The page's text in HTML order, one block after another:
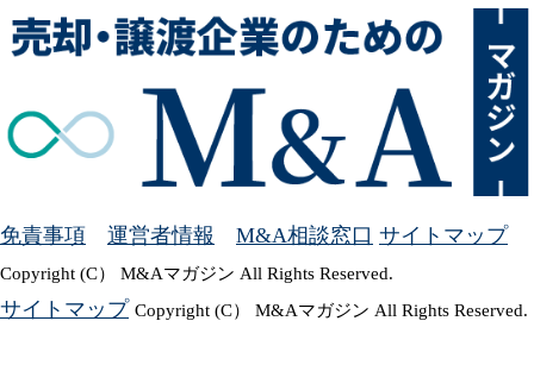
免責事項 運営者情報 M&A相談窓口 サイトマップ
Copyright (C） M&Aマガジン All Rights Reserved.
サイトマップ Copyright (C） M&Aマガジン All Rights Reserved.